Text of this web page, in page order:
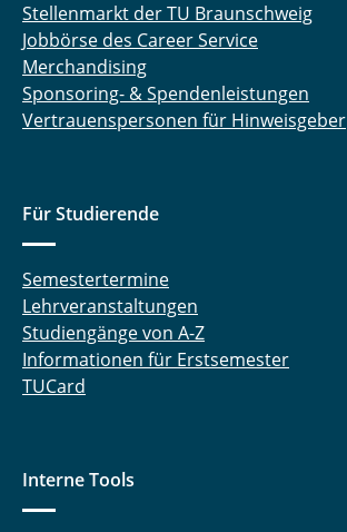
Stellenmarkt der TU Braunschweig
Jobbörse des Career Service
Merchandising
Sponsoring- & Spendenleistungen
Vertrauenspersonen für Hinweisgeber
Für Studierende
Semestertermine
Lehrveranstaltungen
Studiengänge von A-Z
Informationen für Erstsemester
TUCard
Interne Tools